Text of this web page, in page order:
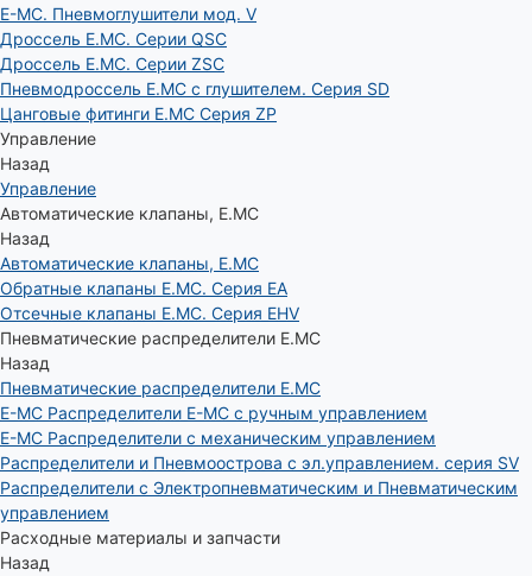
E-MC. Пневмоглушители мод. V
Дроссель E.MC. Серии QSC
Дроссель E.MC. Серии ZSC
Пневмодроссель E.MC с глушителем. Серия SD
Цанговые фитинги E.MC Серия ZP
Управление
Назад
Управление
Автоматические клапаны, Е.МС
Назад
Автоматические клапаны, Е.МС
Обратные клапаны E.MC. Серия EA
Отсечные клапаны E.MC. Серия EHV
Пневматические распределители E.MC
Назад
Пневматические распределители E.MC
E-MC Распределители E-MC с ручным управлением
E-MC Распределители с механическим управлением
Распределители и Пневмоострова с эл.управлением. серия SV
Распределители с Электропневматическим и Пневматическим
управлением
Расходные материалы и запчасти
Назад